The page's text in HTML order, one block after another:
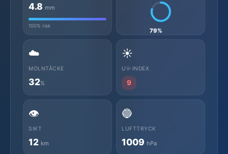
4.8 mm
100% risk
79%
☁️
MOLNTÄCKE
32%
☀️
UV-INDEX
9
👁️
SIKT
12 km
🔵
LUFTTRYCK
1009 hPa